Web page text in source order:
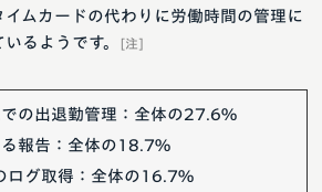
イムカードの代わりに労働時間の管理に
るようです。
[注]
の出退勤管理：全体の27.6%
る報告：全体の18.7%
ログ取得：全体の16.7%